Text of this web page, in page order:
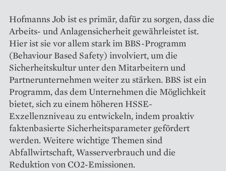
Hofmanns Job ist es primär, dafür zu sorgen, dass die
Arbeits- und Anlagensicherheit gewährleistet ist.
Hier ist sie vor allem stark im BBS-Programm
(Behaviour Based Safety) involviert, um die
Sicherheitskultur unter den Mitarbeitern und
Partnerunternehmen weiter zu stärken. BBS ist ein
Programm, das dem Unternehmen die Möglichkeit
bietet, sich zu einem höheren HSSE-
Exzellenzniveau zu entwickeln, indem proaktiv
faktenbasierte Sicherheitsparameter gefördert
werden. Weitere ­wichtige Themen sind
Abfallwirtschaft, ­Wasserverbrauch und die
Reduktion von CO2-Emissionen.